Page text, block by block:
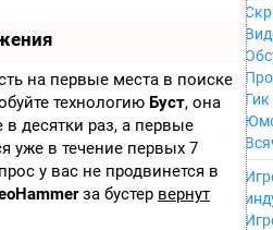
на первые места в поиске
технологию Буст, она
десятки раз, а первые
уже в течение первых 7
у вас не продвинется в
за бустер вернут
Android
iPhone, iPod,
iPad
MacOS
Sega Mega Drive
NES
Гик